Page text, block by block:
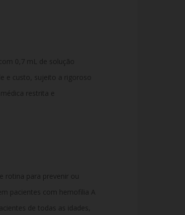
0,7 mL de solução
e custo, sujeito a rigoroso
restrita e
rotina para prevenir ou
pacientes com hemofilia A
de todas as idades,